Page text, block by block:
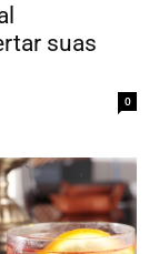
suas
0